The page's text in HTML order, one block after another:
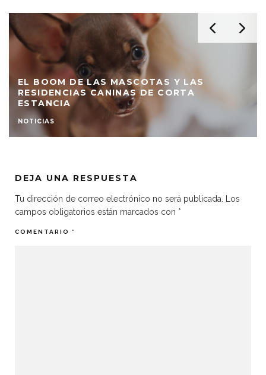
EL BOOM DE LAS MASCOTAS Y LAS
RESIDENCIAS CANINAS DE CORTA
ESTANCIA
NOTICIAS
DEJA UNA RESPUESTA
Tu dirección de correo electrónico no será publicada.
Los
campos obligatorios están marcados con *
COMENTARIO *